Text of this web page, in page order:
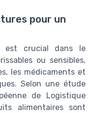
pour un
est crucial dans le
ou sensibles,
les médicaments et
Selon une étude
de Logistique
alimentaires sont